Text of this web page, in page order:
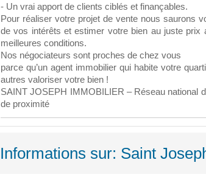
- Un vrai apport de clients ciblés et finançables.
Pour réaliser votre projet de vente nous saurons
de vos intérêts et estimer votre bien au juste prix
meilleures conditions.
Nos négociateurs sont proches de chez vous
parce qu’un agent immobilier qui habite votre
autres valoriser votre bien !
SAINT JOSEPH IMMOBILIER – Réseau national
de proximité
Informations sur: Saint